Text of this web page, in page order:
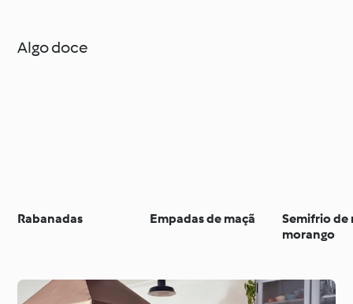
Algo doce
Rabanadas Empadas de maçã
Semifrio de
morango